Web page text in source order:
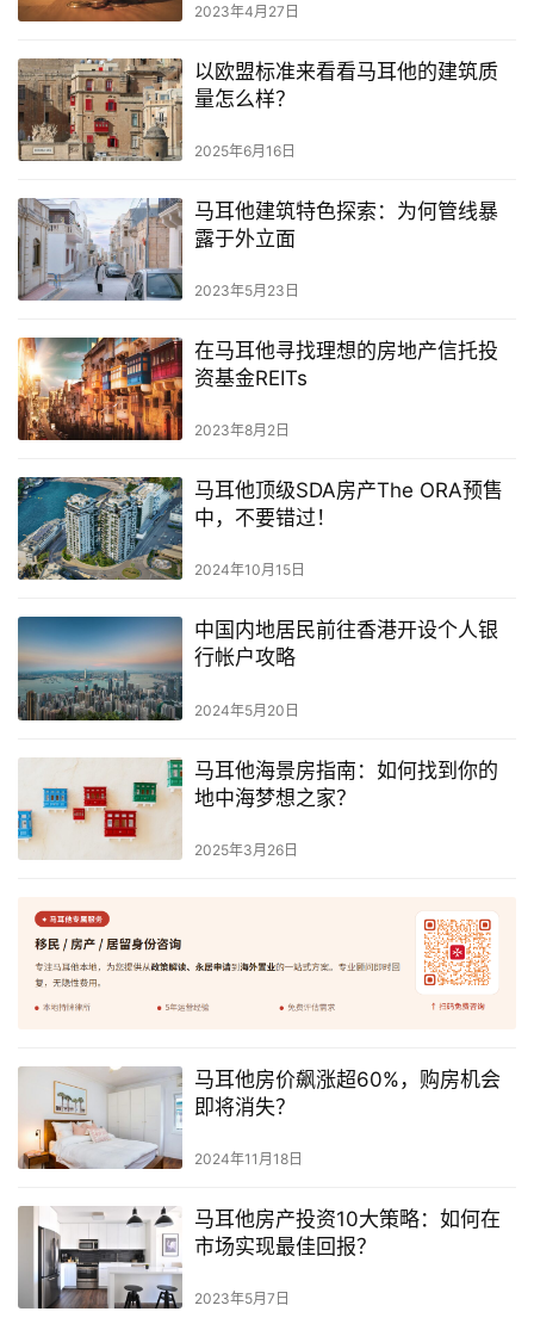
2023年4月27日
以欧盟标准来看看马耳他的建筑质
量怎么样？
2025年6月16日
马耳他建筑特色探索：为何管线暴
露于外立面
2023年5月23日
在马耳他寻找理想的房地产信托投
资基金REITs
2023年8月2日
马耳他顶级SDA房产The ORA预售
中，不要错过！
2024年10月15日
中国内地居民前往香港开设个人银
行帐户攻略
2024年5月20日
马耳他海景房指南：如何找到你的
地中海梦想之家？
2025年3月26日
马耳他房价飙涨超60%，购房机会
即将消失？
2024年11月18日
马耳他房产投资10大策略：如何在
市场实现最佳回报？
2023年5月7日